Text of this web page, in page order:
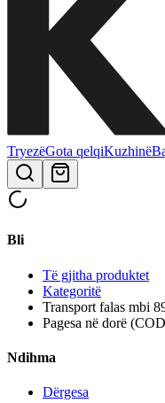
TryezëGota qelqiKuzhinë
Bli
Të gjitha produktet
Kategoritë
Transport falas mbi
Pagesa në dorë
Ndihma
Dërgesa